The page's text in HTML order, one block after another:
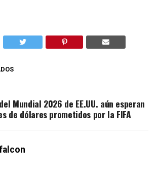
Mundial 2026 de EE.UU. aún esperan
de dólares prometidos por la FIFA